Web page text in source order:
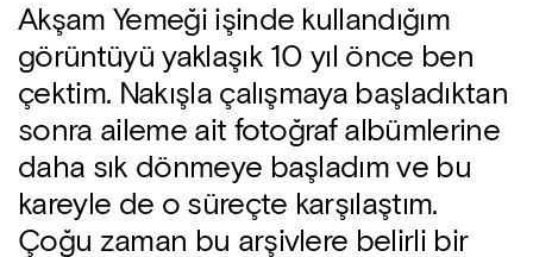
Akşam Yemeği işinde kullandığım
görüntüyü yaklaşık 10 yıl önce ben
çektim. Nakışla çalışmaya başladıktan
sonra aileme ait fotoğraf albümlerine
daha sık dönmeye başladım ve bu
kareyle de o süreçte karşılaştım.
Çoğu zaman bu arşivlere belirli bir